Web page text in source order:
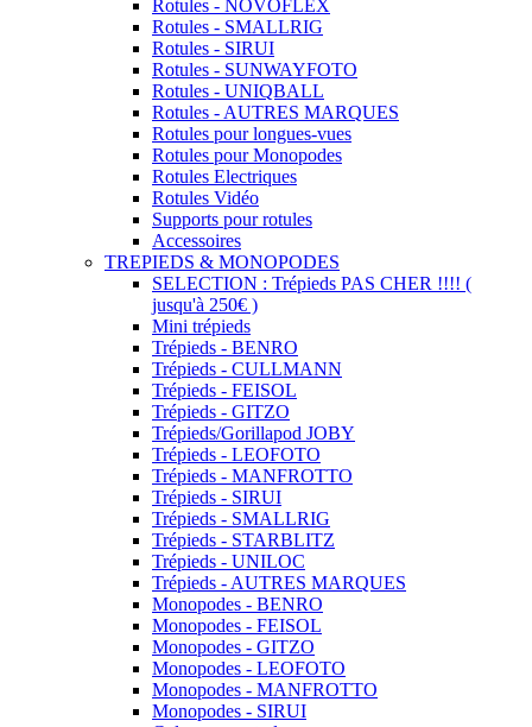
Rotules - NOVOFLEX
Rotules - SMALLRIG
Rotules - SIRUI
Rotules - SUNWAYFOTO
Rotules - UNIQBALL
Rotules - AUTRES MARQUES
Rotules pour longues-vues
Rotules pour Monopodes
Rotules Electriques
Rotules Vidéo
Supports pour rotules
Accessoires
TREPIEDS & MONOPODES
SELECTION : Trépieds PAS CHER !!!! (
jusqu'à 250€ )
Mini trépieds
Trépieds - BENRO
Trépieds - CULLMANN
Trépieds - FEISOL
Trépieds - GITZO
Trépieds/Gorillapod JOBY
Trépieds - LEOFOTO
Trépieds - MANFROTTO
Trépieds - SIRUI
Trépieds - SMALLRIG
Trépieds - STARBLITZ
Trépieds - UNILOC
Trépieds - AUTRES MARQUES
Monopodes - BENRO
Monopodes - FEISOL
Monopodes - GITZO
Monopodes - LEOFOTO
Monopodes - MANFROTTO
Monopodes - SIRUI